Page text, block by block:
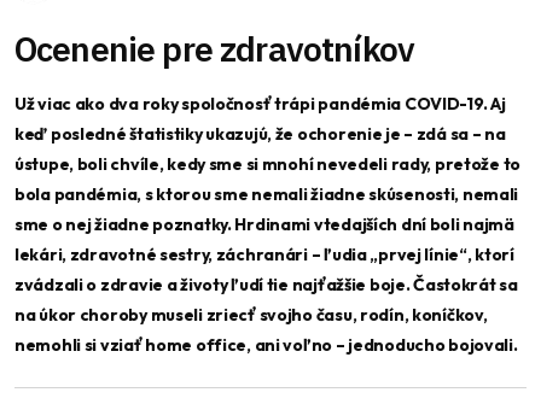
Ocenenie pre zdravotníkov
Už viac ako dva roky spoločnosť trápi pandémia COVID-19. Aj
keď posledné štatistiky ukazujú, že ochorenie je – zdá sa – na
ústupe, boli chvíle, kedy sme si mnohí nevedeli rady, pretože to
bola pandémia, s ktorou sme nemali žiadne skúsenosti, nemali
sme o nej žiadne poznatky. Hrdinami vtedajších dní boli najmä
lekári, zdravotné sestry, záchranári – ľudia „prvej línie“, ktorí
zvádzali o zdravie a životy ľudí tie najťažšie boje. Častokrát sa
na úkor choroby museli zriecť svojho času, rodín, koníčkov,
nemohli si vziať home office, ani voľno – jednoducho bojovali.